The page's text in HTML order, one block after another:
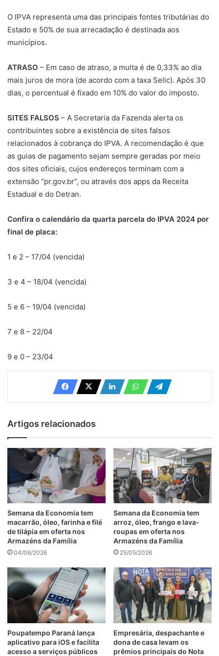
O IPVA representa uma das principais fontes tributárias do
Estado e 50% de sua arrecadação é destinada aos
municípios.
ATRASO – Em caso de atraso, a multa é de 0,33% ao dia
mais juros de mora (de acordo com a taxa Selic). Após 30
dias, o percentual é fixado em 10% do valor do imposto.
SITES FALSOS – A Secretaria da Fazenda alerta os
contribuintes sobre a existência de sites falsos
relacionados à cobrança do IPVA. A recomendação é que
as guias de pagamento sejam sempre geradas por meio
dos sites oficiais, cujos endereços terminam com a
extensão “pr.gov.br”, ou através dos apps da Receita
Estadual e do Detran.
Confira o calendário da quarta parcela do IPVA 2024 por
final de placa:
1 e 2 – 17/04 (vencida)
3 e 4 – 18/04 (vencida)
5 e 6 – 19/04 (vencida)
7 e 8 – 22/04
9 e 0 – 23/04
Artigos relacionados
Semana da Economia tem
macarrão, óleo, farinha e filé
de tilápia em oferta nos
Armazéns da Família
04/06/2026
Semana da Economia tem
arroz, óleo, frango e lava-
roupas em oferta nos
Armazéns da Família
25/05/2026
Poupatempo Paraná lança
aplicativo para iOS e facilita
acesso a serviços públicos
Empresária, despachante e
dona de casa levam os
prêmios principais do Nota